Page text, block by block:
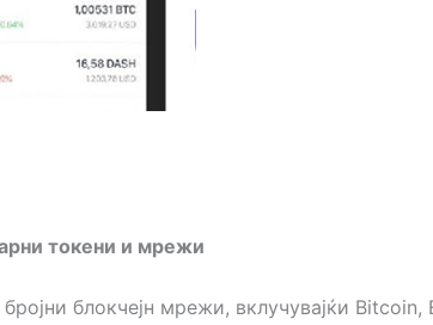
токени и мрежи
блокчејн мрежи, вклучувајќи